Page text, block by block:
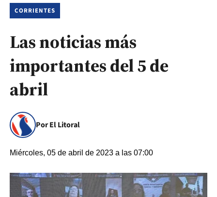
CORRIENTES
Las noticias más
importantes del 5 de
abril
Por El Litoral
Miércoles, 05 de abril de 2023 a las 07:00